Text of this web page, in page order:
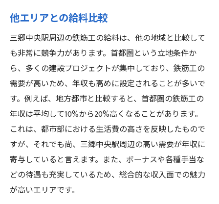
従業員の声を参考にした職場選び
職場の文化と働きやすさ
高評価の企業リスト
三郷中央駅エリアでの評判の良い企業
三郷中央駅周辺の鉄筋工資格取得でキャリアを
飛躍させる
取得すべき主要な資格とその内容
資格取得のための学習方法
資格取得後のキャリアアップ事例
資格がもたらす給料アップの可能性
資格取得にかかる費用とそのリターン
資格取得支援制度の活用方法
他エリアとの給料比較
三郷中央駅周辺の鉄筋工の給料は、他の地域と比較して
も非常に競争力があります。首都圏という立地条件か
ら、多くの建設プロジェクトが集中しており、鉄筋工の
需要が高いため、年収も高めに設定されることが多いで
す。例えば、地方都市と比較すると、首都圏の鉄筋工の
年収は平均して10%から20%高くなることがあります。
これは、都市部における生活費の高さを反映したもので
すが、それでも尚、三郷中央駅周辺の高い需要が年収に
寄与していると言えます。また、ボーナスや各種手当な
どの待遇も充実しているため、総合的な収入面での魅力
が高いエリアです。